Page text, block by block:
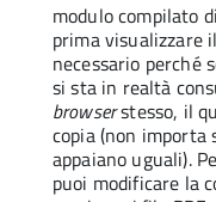
modulo compilato
prima visualizzare
necessario perché
si sta in realtà
browserstesso, il
copia (non
appaiano uguali).
puoi modificare la